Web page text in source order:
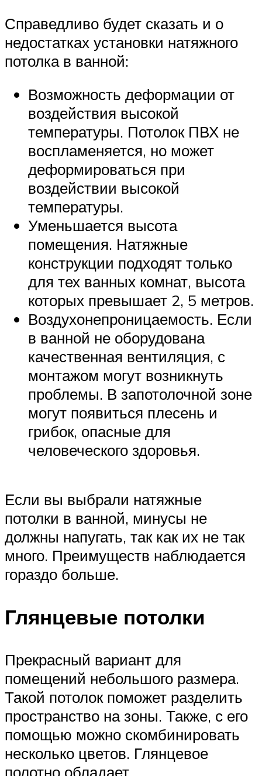
Справедливо будет сказать и о
недостатках установки натяжного
потолка в ванной:
Возможность деформации от
воздействия высокой
температуры. Потолок ПВХ не
воспламеняется, но может
деформироваться при
воздействии высокой
температуры.
Уменьшается высота
помещения. Натяжные
конструкции подходят только
для тех ванных комнат, высота
которых превышает 2, 5 метров.
Воздухонепроницаемость. Если
в ванной не оборудована
качественная вентиляция, с
монтажом могут возникнуть
проблемы. В запотолочной зоне
могут появиться плесень и
грибок, опасные для
человеческого здоровья.
Если вы выбрали натяжные
потолки в ванной, минусы не
должны напугать, так как их не так
много. Преимуществ наблюдается
гораздо больше.
Глянцевые потолки
Прекрасный вариант для
помещений небольшого размера.
Такой потолок поможет разделить
пространство на зоны. Также, с его
помощью можно скомбинировать
несколько цветов. Глянцевое
полотно обладает